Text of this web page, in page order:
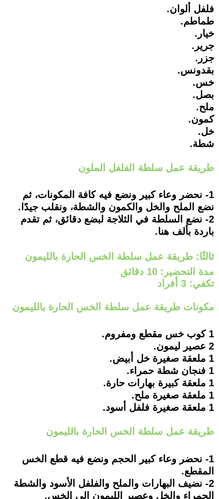
فلفل ألوان.
طماطم.
خيار.
جرير.
جزر.
بقدونس.
خس.
بصل.
ملح.
كمون.
خل.
شطة.
طريقة عمل سلطة الفلفل الملون
1- نحضر وعاء كبير ونضع فيه كافة المكونات، ثم
نضع الملح والخل والكمون والشطة، ونقلب جيدًا.
2- نضع السلطة في الثلاجة لبضع دقائق، ثم تقدم
باردة بألف هنا.
ثالثًا: طريقة عمل سلطة الخس الحارة بالليمون
مدة التحضير: 10 دقائق
تكفي: 3 أفراد
مكونات طريقة عمل سلطة الخس الحارة بالليمون
1 كوب خس مقطع ومفروم.
2 عصير ليمون.
1 ملعقة صغيرة خل أبيض.
1 فنجان شطة حمراء.
1 ملعقة كبيرة بهارات حارة.
1 ملعقة صغيرة ملح.
1 ملعقة صغيرة فلفل أسود.
طريقة عمل سلطة الخس الحارة بالليمون
1- نحضر وعاء كبير الحجم ونضع فيه قطع الخس
المقطع.
2- نضيف البهارات والملح والفلفل الأسود والشطة
الحمراء والخل وعصير الليمون إلى الخس.